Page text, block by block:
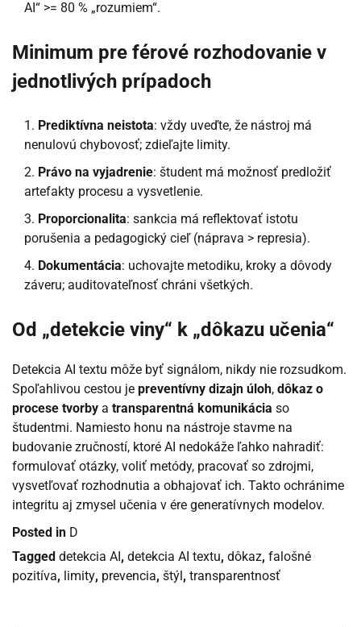
AI“ >= 80 % „rozumiem“.
Minimum pre férové rozhodovanie v
jednotlivých prípadoch
Prediktívna neistota: vždy uveďte, že nástroj má
nenulovú chybovosť; zdieľajte limity.
Právo na vyjadrenie: študent má možnosť predložiť
artefakty procesu a vysvetlenie.
Proporcionalita: sankcia má reflektovať istotu
porušenia a pedagogický cieľ (náprava > represia).
Dokumentácia: uchovajte metodiku, kroky a dôvody
záveru; auditovateľnosť chráni všetkých.
Od „detekcie viny“ k „dôkazu učenia“
Detekcia AI textu môže byť signálom, nikdy nie rozsudkom.
Spoľahlivou cestou je preventívny dizajn úloh, dôkaz o
procese tvorby a transparentná komunikácia so
študentmi. Namiesto honu na nástroje stavme na
budovanie zručností, ktoré AI nedokáže ľahko nahradiť:
formulovať otázky, voliť metódy, pracovať so zdrojmi,
vysvetľovať rozhodnutia a obhajovať ich. Takto ochránime
integritu aj zmysel učenia v ére generatívnych modelov.
Posted in D
Tagged detekcia AI, detekcia AI textu, dôkaz, falošné
pozitíva, limity, prevencia, štýl, transparentnosť